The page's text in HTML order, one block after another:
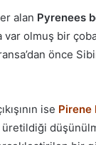
alan Pyrenees
var olmuş bir
önce
ise Pirene